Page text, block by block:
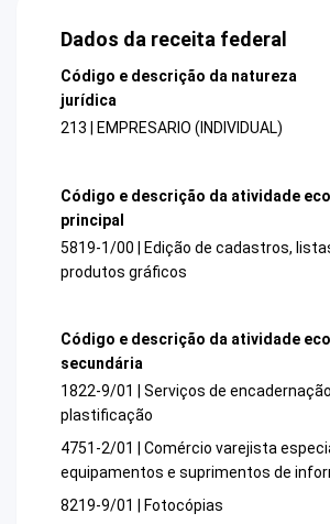
Dados da receita federal
Código e descrição da natureza
jurídica
213 | EMPRESARIO (INDIVIDUAL)
Código e descrição da atividade
principal
5819-1/00 | Edição de cadastros,
produtos gráficos
Código e descrição da atividade
secundária
1822-9/01 | Serviços de
plastificação
4751-2/01 | Comércio varejista
equipamentos e suprimentos de
8219-9/01 | Fotocópias